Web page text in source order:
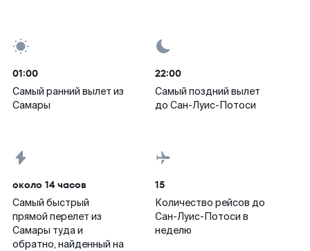
01:00
Самый ранний вылет из
Самары
22:00
Самый поздний вылет
до Сан-Луис-Потоси
около 14 часов
Самый быстрый
прямой перелет из
Самары туда и
обратно, найденный на
15
Количество рейсов до
Сан-Луис-Потоси в
неделю